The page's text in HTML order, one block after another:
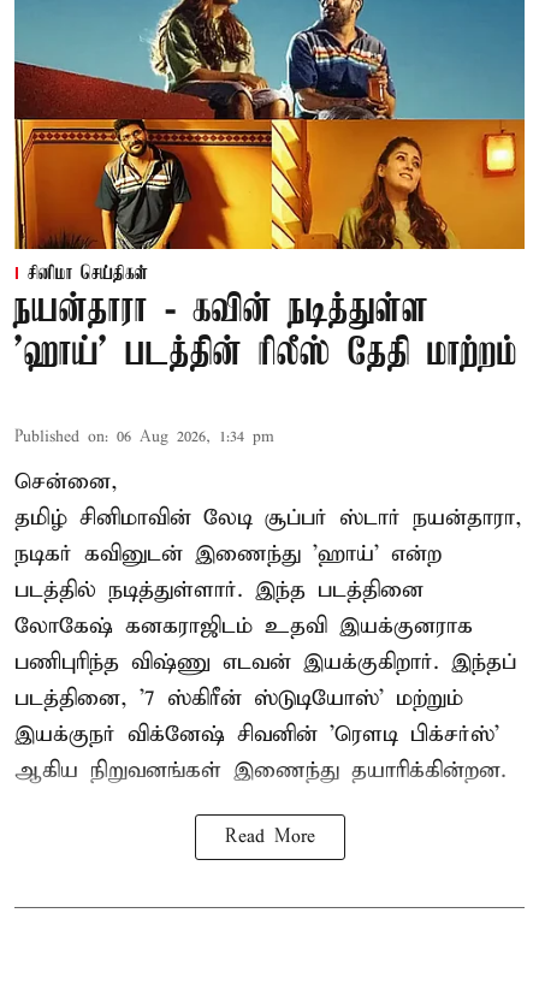
சினிமா செய்திகள்
நயன்தாரா - கவின் நடித்துள்ள
'ஹாய்' படத்தின் ரிலீஸ் தேதி மாற்றம்
Published on: 06 Aug 2026, 1:34 pm
சென்னை,
தமிழ் சினிமாவின் லேடி சூப்பர் ஸ்டார் நயன்தாரா,
நடிகர் கவினுடன் இணைந்து 'ஹாய்' என்ற
படத்தில் நடித்துள்ளார். இந்த படத்தினை
லோகேஷ் கனகராஜிடம் உதவி இயக்குனராக
பணிபுரிந்த விஷ்ணு எடவன் இயக்குகிறார். இந்தப்
படத்தினை, '7 ஸ்கிரீன் ஸ்டுடியோஸ்' மற்றும்
இயக்குநர் விக்னேஷ் சிவனின் 'ரௌடி பிக்சர்ஸ்'
ஆகிய நிறுவனங்கள் இணைந்து தயாரிக்கின்றன.
Read More